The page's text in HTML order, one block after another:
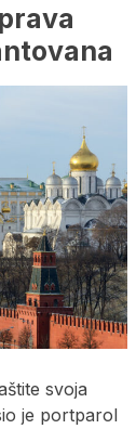
svoja
je portparol